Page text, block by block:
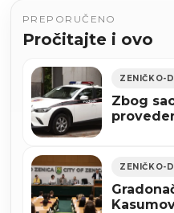
PREPORUČENO
Pročitajte i ovo
Zbog